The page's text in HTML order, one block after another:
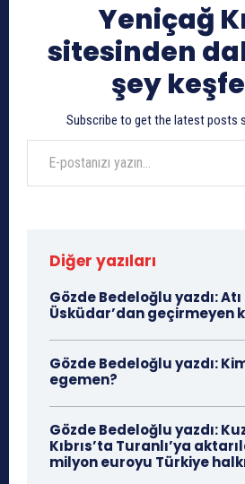
Yeniçağ
sitesinden
şey
Subscribe to get the latest posts
E-postanızı yazın…
Diğer yazıları
Gözde Bedeloğlu yazdı: Atı
Üsküdar’dan geçirmeyen
Gözde Bedeloğlu yazdı:
egemen?
Gözde Bedeloğlu yazdı:
Kıbrıs’ta Turanlı’ya
milyon euroyu Türkiye